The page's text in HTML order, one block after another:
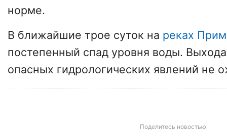
норме.
В ближайшие трое суток на реках
постепенный спад уровня воды.
опасных гидрологических явлений не
Поделитесь новостью